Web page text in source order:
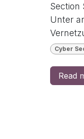
Unter
Cyber
Read